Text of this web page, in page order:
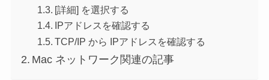
[詳細] を選択する
IPアドレスを確認する
TCP/IP から IPアドレスを確認する
Mac ネットワーク関連の記事